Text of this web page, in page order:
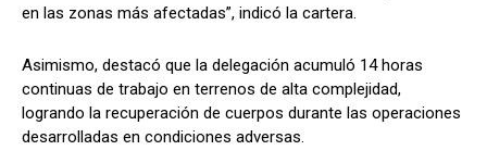
en las zonas más afectadas”, indicó la cartera.
Asimismo, destacó que la delegación acumuló 14 horas
continuas de trabajo en terrenos de alta complejidad,
logrando la recuperación de cuerpos durante las operaciones
desarrolladas en condiciones adversas.